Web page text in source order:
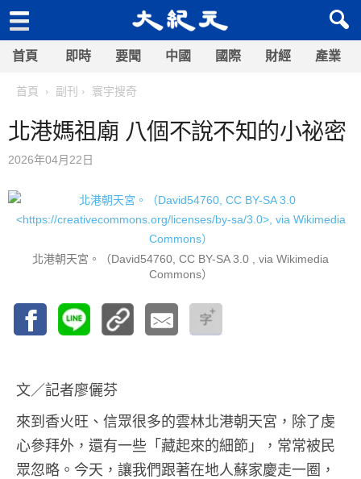
首頁 即時 要聞 中國 國際 財經 產業
首頁 副刊 寰宇搜奇
北港媽祖廟 八個不說不知的小祕密
2026年04月22日
北港朝天宮。（David54760, CC BY-SA 3.0
, via Wikimedia
Commons）
文／記者廖儷芬
來到香火旺、信眾很多的雲林北港朝天宮，除了虔
心參拜外，還有一些「藏起來的細節」，常常被民
眾忽略。今天，讓我們跟著在地人蘇家慶走一圈，